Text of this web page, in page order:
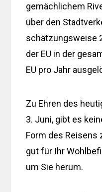
gemächlichem
über den
schätzungsweise
der EU in der
EU pro Jahr
Zu Ehren des
3. Juni, gibt es
Form des Reisens
gut für Ihr
um Sie herum.